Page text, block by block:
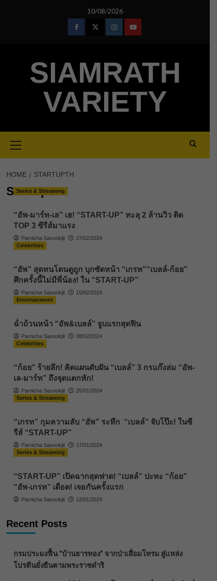
10/08/2026
FacebookTwitterInstagramYoutube
SIAMRATH
VARIETY
Menu
HOME STARTUPTH
StartUpTH
Series & Streaming
“อัพ-มาร์ท-เล” เฮ! “START-UP” ทะลุ 2 ล้านวิว ติด
TOP 3 ซีรีส์มาแรง
Parnicha Sasookjit
27/02/2024
Celebrities
“อัพ” สุดทนโดนดูถูก บุกซัดหน้า “เกรท”“เบลล์-ก้อย”
ศึกครั้งนี้ไม่มีพี่น้อง! ใน “START-UP”
Parnicha Sasookjit
15/02/2024
Entertainment
ฉ่ำถ้วนหน้า “อัพ&เบลล์” จูบแรกสุดฟิน
Parnicha Sasookjit
08/02/2024
Celebrities
“ก้อย” ร้ายลึก! คิดแผนดับฝัน “เบลล์” 3 กรแก๊งล่ม “อัพ-
เล-มาร์ท” ถึงจุดแตกหัก!
Parnicha Sasookjit
25/01/2024
Series & Streaming
“เกรท” กุมความลับ “อัพ” ระทึก “เบลล์” จับโป๊ะ! ในซี
รีส์ “START-UP”
Parnicha Sasookjit
17/01/2024
Series & Streaming
“START-UP” เปิดฉากสุดฟาด! “เบลล์” ปะทะ “ก้อย”
“อัพ-เกรท” เดือด! เจอกันครั้งแรก
Parnicha Sasookjit 12/01/2024
Recent Posts
กรมประมงฟื้น “บ้านธารทอง” จากป่าเสื่อมโทรม สู่แหล่ง
โปรตีนยั่งยืนตามพระราชดำริ